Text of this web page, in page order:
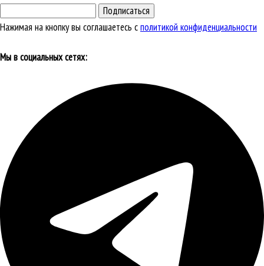
Подписаться
Нажимая на кнопку вы соглашаетесь сполитикой конфиденциальности
Мы в социальных сетях: